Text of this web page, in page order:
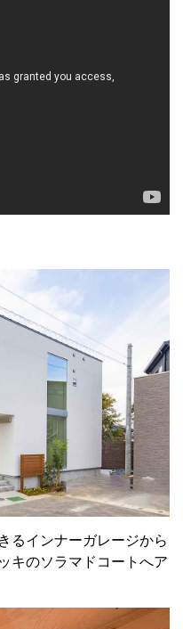
るインナーガレージから
キのソラマドコートへア